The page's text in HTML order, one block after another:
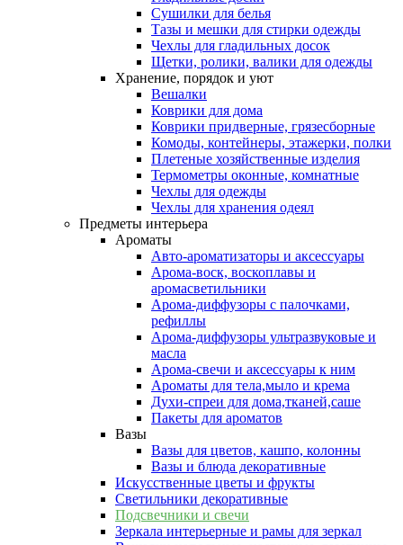
Сушилки для белья
Тазы и мешки для стирки одежды
Чехлы для гладильных досок
Щетки, ролики, валики для одежды
Хранение, порядок и уют
Вешалки
Коврики для дома
Коврики придверные, грязесборные
Комоды, контейнеры, этажерки, полки
Плетеные хозяйственные изделия
Термометры оконные, комнатные
Чехлы для одежды
Чехлы для хранения одеял
Предметы интерьера
Ароматы
Авто-ароматизаторы и аксессуары
Арома-воск, воскоплавы и
аромасветильники
Арома-диффузоры с палочками,
рефиллы
Арома-диффузоры ультразвуковые и
масла
Арома-свечи и аксессуары к ним
Ароматы для тела,мыло и крема
Духи-спреи для дома,тканей,саше
Пакеты для ароматов
Вазы
Вазы для цветов, кашпо, колонны
Вазы и блюда декоративные
Искусственные цветы и фрукты
Светильники декоративные
Подсвечники и свечи
Зеркала интерьерные и рамы для зеркал